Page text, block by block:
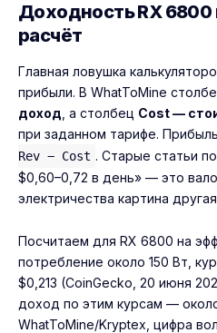
Доходность RX
расчёт
Главная ловушка
прибыли. В WhatToMine
доход , а столбец Cost —
при заданном тарифе.
Rev − Cost . Старые статьи
$0,60–0,72 в день» — это
электричества картина
Посчитаем для RX 6800 на
потребление около 150 Вт,
$0,213 (CoinGecko, 20 июня
доход по этим курсам —
WhatToMine/Kryptex, цифра